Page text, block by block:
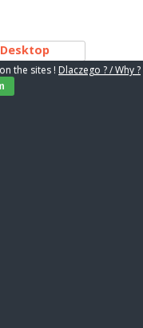
Desktop
the sites ! Dlaczego ? / Why ?